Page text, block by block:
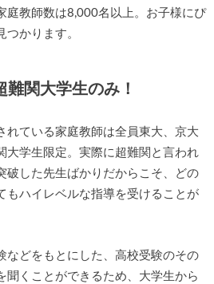
庭教師数は8,000名以上。お子様にぴ
つかります。
関大学生のみ！
れている家庭教師は全員東大、京大
大学生限定。実際に超難関と言われ
破した先生ばかりだからこそ、どの
もハイレベルな指導を受けることが
などをもとにした、高校受験のその
聞くことができるため、大学生から